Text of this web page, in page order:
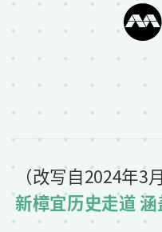
（改写自2024年3
新樟宜历史走道